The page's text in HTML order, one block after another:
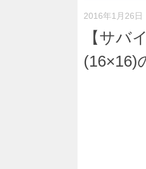
2016年1月26日
【サバ
(16×16)